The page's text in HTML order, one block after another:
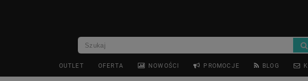
OUTLET OFERTA NOWOŚCI PROMOCJE BLOG